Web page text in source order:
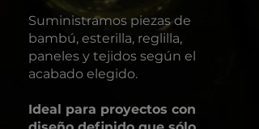
Suministramos piezas de
bambú, esterilla, reglilla,
paneles y tejidos según el
acabado elegido.
Ideal para proyectos con